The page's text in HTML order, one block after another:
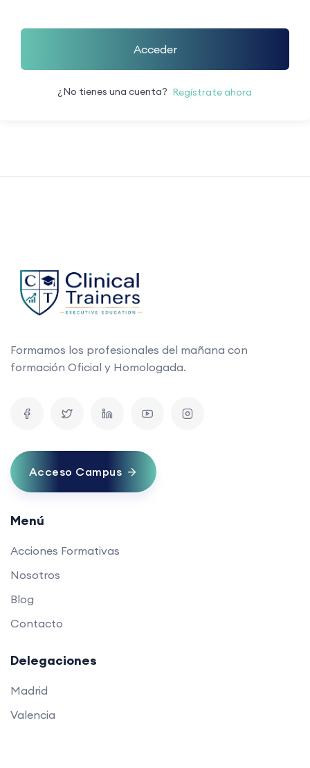
Acceder
¿No tienes una cuenta? Regístrate ahora
Formamos los profesionales del mañana con
formación Oficial y Homologada.
Acceso Campus
Menú
Acciones Formativas
Nosotros
Blog
Contacto
Delegaciones
Madrid
Valencia